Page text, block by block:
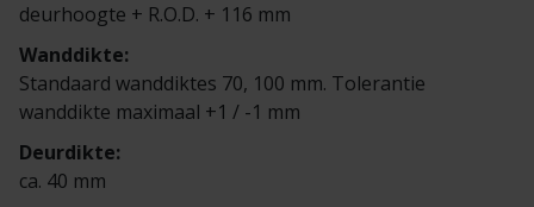
deurhoogte + R.O.D. + 116 mm
Wanddikte:
Standaard wanddiktes 70, 100 mm. Tolerantie
wanddikte maximaal +1 / -1 mm
Deurdikte:
ca. 40 mm